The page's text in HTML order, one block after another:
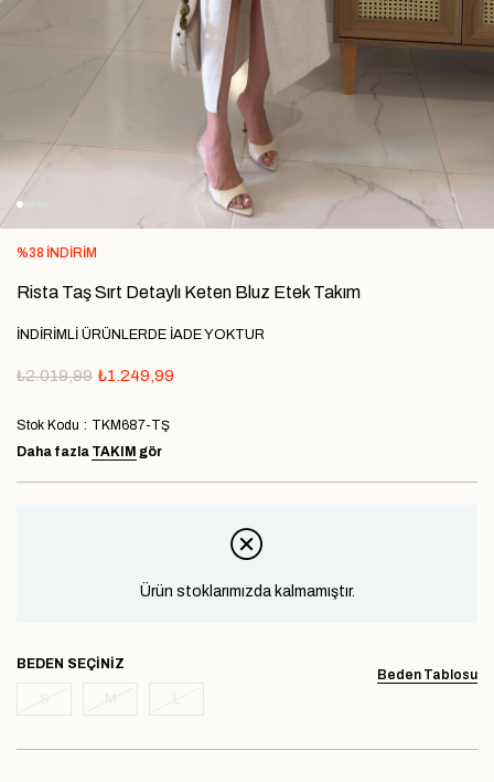
%38 İNDIRIM
Rista Taş Sırt Detaylı Keten Bluz Etek Takım
İNDİRİMLİ ÜRÜNLERDE İADE YOKTUR
₺2.019,99 ₺1.249,99
Stok Kodu
TKM687-TŞ
Daha fazla TAKIM gör
Ürün stoklarımızda kalmamıştır.
Beden Tablosu
BEDEN